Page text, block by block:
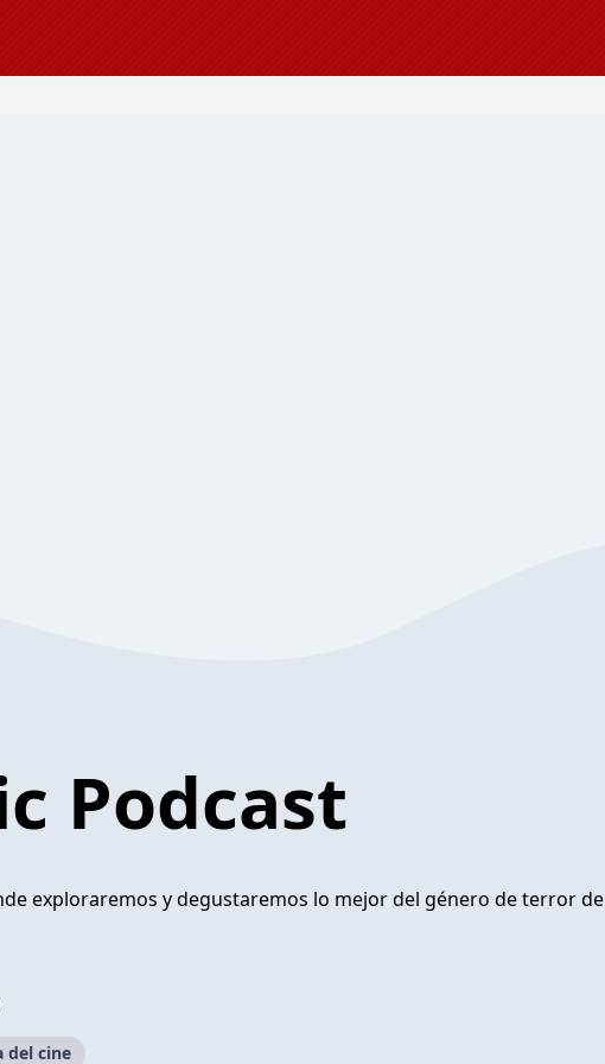
Podcast
exploraremos y degustaremos lo mejor del género de terror de
del cine